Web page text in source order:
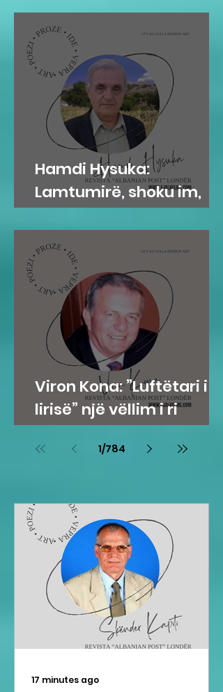
Hamdi Hysuka:
Lamtumirë, shoku im,
Servet Hysa!
Viron Kona: ”Luftëtari i
lirisë” një vëllim i ri
poetik nga Emine S. HOTI
1/784
17 minutes ago